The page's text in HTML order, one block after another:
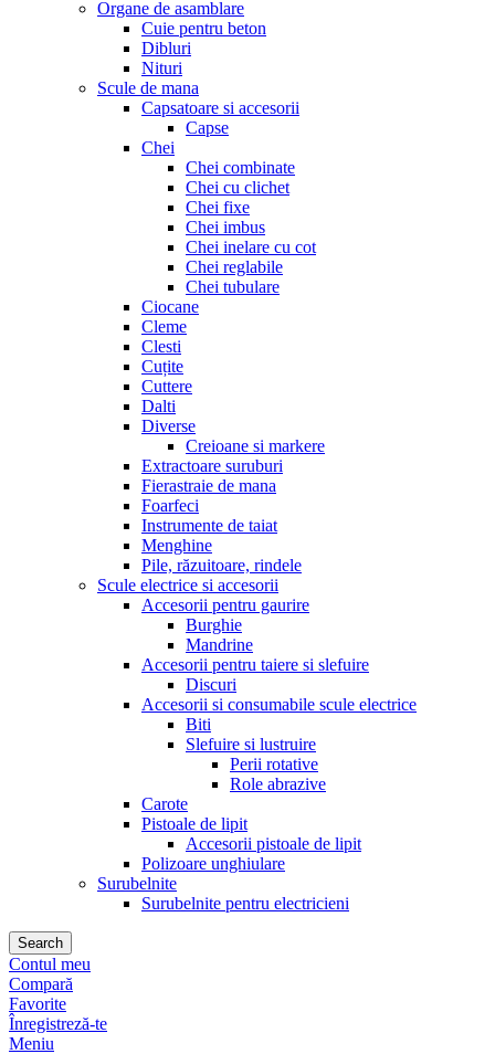
Organe de asamblare
Cuie pentru beton
Dibluri
Nituri
Scule de mana
Capsatoare si accesorii
Capse
Chei
Chei combinate
Chei cu clichet
Chei fixe
Chei imbus
Chei inelare cu cot
Chei reglabile
Chei tubulare
Ciocane
Cleme
Clesti
Cuțite
Cuttere
Dalti
Diverse
Creioane si markere
Extractoare suruburi
Fierastraie de mana
Foarfeci
Instrumente de taiat
Menghine
Pile, răzuitoare, rindele
Scule electrice si accesorii
Accesorii pentru gaurire
Burghie
Mandrine
Accesorii pentru taiere si slefuire
Discuri
Accesorii si consumabile scule electrice
Biti
Slefuire si lustruire
Perii rotative
Role abrazive
Carote
Pistoale de lipit
Accesorii pistoale de lipit
Polizoare unghiulare
Surubelnite
Surubelnite pentru electricieni
Search
Contul meu
Compară
Favorite
Înregistreză-te
Meniu